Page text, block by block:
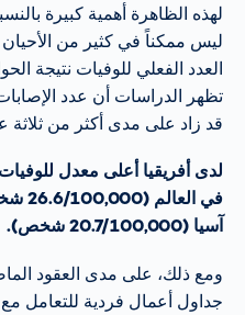
لهذه الظاهرة أهمية كبيرة
ليس ممكناً في كثير من
العدد الفعلي للوفيات نتيجة
تظهر الدراسات أن عدد
قد زاد على مدى أكثر من ثلاثة
لدى أفريقيا أعلى معدل
في
آسيا (20.7/100,000 شخص).
ومع ذلك، على مدى العقود
جداول أعمال فردية للتعامل مع